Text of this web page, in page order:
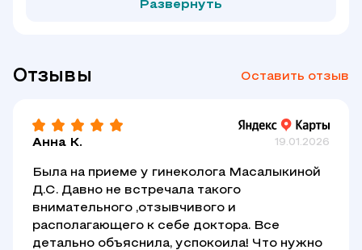
Развернуть
Отзывы Оставить отзыв
Анна К. 19.01.2026
Была на приеме у гинеколога Масалыкиной
Д.С. Давно не встречала такого
внимательного ,отзывчивого и
располагающего к себе доктора. Все
детально объяснила, успокоила! Что нужно